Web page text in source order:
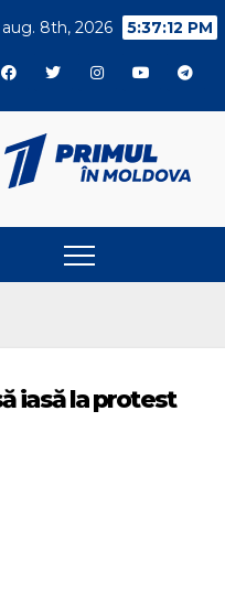
8th, 2026 5:37:13 PM
iasă la protest